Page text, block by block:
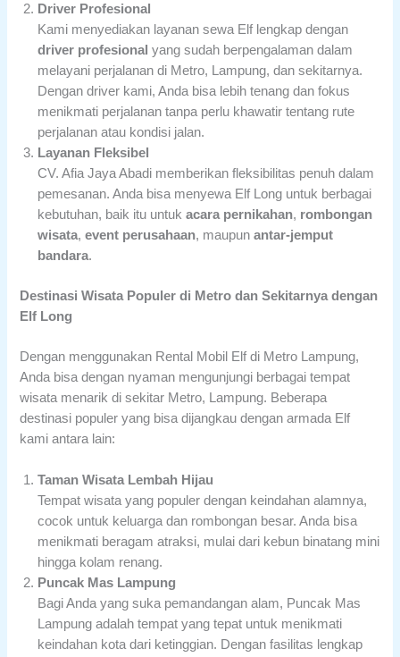
Driver Profesional
Kami menyediakan layanan sewa Elf lengkap dengan
driver profesional yang sudah berpengalaman dalam
melayani perjalanan di Metro, Lampung, dan sekitarnya.
Dengan driver kami, Anda bisa lebih tenang dan fokus
menikmati perjalanan tanpa perlu khawatir tentang rute
perjalanan atau kondisi jalan.
Layanan Fleksibel
CV. Afia Jaya Abadi memberikan fleksibilitas penuh dalam
pemesanan. Anda bisa menyewa Elf Long untuk berbagai
kebutuhan, baik itu untukacara pernikahan, rombongan
wisata,event perusahaan, maupunantar-jemput
bandara.
Destinasi Wisata Populer di Metro dan Sekitarnya dengan
Elf Long
Dengan menggunakan Rental Mobil Elf di Metro Lampung,
Anda bisa dengan nyaman mengunjungi berbagai tempat
wisata menarik di sekitar Metro, Lampung. Beberapa
destinasi populer yang bisa dijangkau dengan armada Elf
kami antara lain:
Taman Wisata Lembah Hijau
Tempat wisata yang populer dengan keindahan alamnya,
cocok untuk keluarga dan rombongan besar. Anda bisa
menikmati beragam atraksi, mulai dari kebun binatang mini
hingga kolam renang.
Puncak Mas Lampung
Bagi Anda yang suka pemandangan alam, Puncak Mas
Lampung adalah tempat yang tepat untuk menikmati
keindahan kota dari ketinggian. Dengan fasilitas lengkap